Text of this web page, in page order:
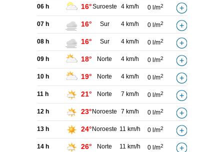
06 h 16°Suroeste 4 km/h 0 l/m2
07 h 16° Sur 4 km/h 0 l/m2
08 h 16° Sur 4 km/h 0 l/m2
09 h 18° Norte 4 km/h 0 l/m2
10 h 19° Norte 4 km/h 0 l/m2
11 h 21° Norte 7 km/h 0 l/m2
12 h 23° Noroeste 7 km/h 0 l/m2
13 h 24° Noroeste 11 km/h 0 l/m2
14 h 26° Norte 11 km/h 0 l/m2